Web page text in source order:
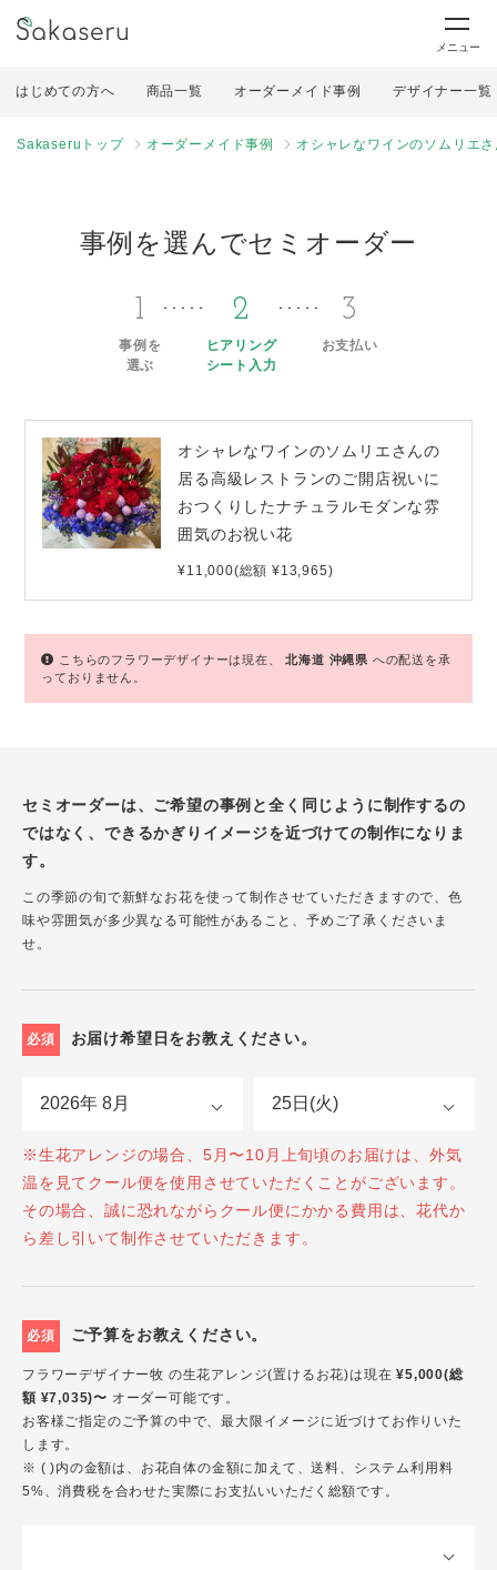
メニュー
はじめての方へ 商品一覧 オーダーメイド事例 デザイナー一覧
Sakaseruトップ オーダーメイド事例 オシャレなワインのソムリエ
事例を選んでセミオーダー
1
事例を
選ぶ
2
ヒアリング
シート入力
3
お支払い
オシャレなワインのソムリエさんの
居る高級レストランのご開店祝いに
おつくりしたナチュラルモダンな雰
囲気のお祝い花
¥11,000(総額 ¥13,965)
こちらのフラワーデザイナーは現在、北海道 沖縄県 への配送を承
っておりません。
セミオーダーは、ご希望の事例と全く同じように制作するの
ではなく、できるかぎりイメージを近づけての制作になりま
す。
この季節の旬で新鮮なお花を使って制作させていただきますので、色
味や雰囲気が多少異なる可能性があること、予めご了承くださいま
せ。
必須 お届け希望日をお教えください。
※生花アレンジの場合、5月〜10月上旬頃のお届けは、外気
温を見てクール便を使用させていただくことがございます。
その場合、誠に恐れながらクール便にかかる費用は、花代か
ら差し引いて制作させていただきます。
必須 ご予算をお教えください。
フラワーデザイナー牧 の生花アレンジ(置けるお花)は現在¥5,000(総
額 ¥7,035)〜 オーダー可能です。
お客様ご指定のご予算の中で、最大限イメージに近づけてお作りいた
します。
※ ( )内の金額は、お花自体の金額に加えて、送料、システム利用料
5%、消費税を合わせた実際にお支払いいただく総額です。